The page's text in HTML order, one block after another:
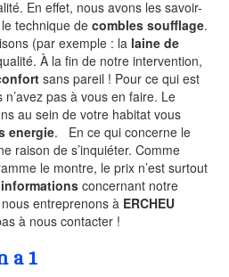
En effet, nous avons les savoir-
technique de combles soufflage.
(par exemple : la laine de
À la fin de notre intervention,
sans pareil ! Pour ce qui est
pas à vous en faire. Le
au sein de votre habitat vous
energie. En ce qui concerne le
raison de s’inquiéter. Comme
le montre, le prix n’est surtout
informations concernant notre
entreprenons à ERCHEU
à nous contacter !
a 1